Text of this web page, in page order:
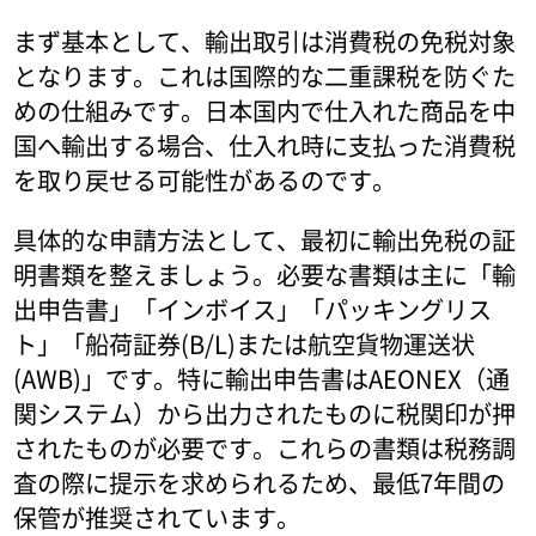
まず基本として、輸出取引は消費税の免税対象
となります。これは国際的な二重課税を防ぐた
めの仕組みです。日本国内で仕入れた商品を中
国へ輸出する場合、仕入れ時に支払った消費税
を取り戻せる可能性があるのです。
具体的な申請方法として、最初に輸出免税の証
明書類を整えましょう。必要な書類は主に「輸
出申告書」「インボイス」「パッキングリス
ト」「船荷証券(B/L)または航空貨物運送状
(AWB)」です。特に輸出申告書はAEONEX（通
関システム）から出力されたものに税関印が押
されたものが必要です。これらの書類は税務調
査の際に提示を求められるため、最低7年間の
保管が推奨されています。